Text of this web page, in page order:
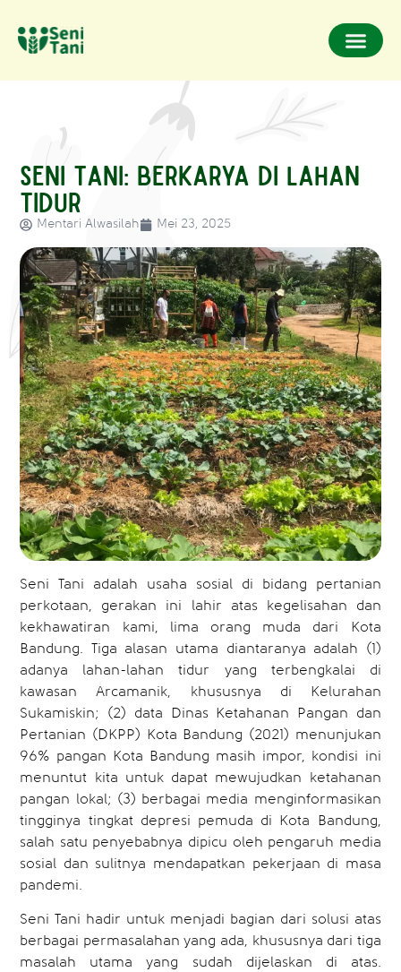
Seni Tani: Berkarya di Lahan
Tidur
Mentari Alwasilah Mei 23, 2025
Seni Tani adalah usaha sosial di bidang pertanian
perkotaan, gerakan ini lahir atas kegelisahan dan
kekhawatiran kami, lima orang muda dari Kota
Bandung. Tiga alasan utama diantaranya adalah (1)
adanya lahan-lahan tidur yang terbengkalai di
kawasan Arcamanik, khususnya di Kelurahan
Sukamiskin; (2) data Dinas Ketahanan Pangan dan
Pertanian (DKPP) Kota Bandung (2021) menunjukan
96% pangan Kota Bandung masih impor, kondisi ini
menuntut kita untuk dapat mewujudkan ketahanan
pangan lokal; (3) berbagai media menginformasikan
tingginya tingkat depresi pemuda di Kota Bandung,
salah satu penyebabnya dipicu oleh pengaruh media
sosial dan sulitnya mendapatkan pekerjaan di masa
pandemi.
Seni Tani hadir untuk menjadi bagian dari solusi atas
berbagai permasalahan yang ada, khususnya dari tiga
masalah utama yang sudah dijelaskan di atas.